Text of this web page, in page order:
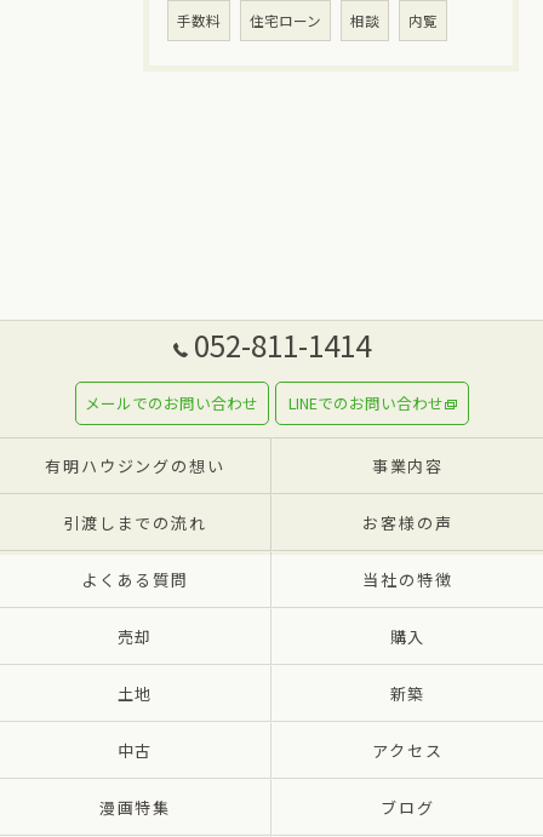
手数料 住宅ローン 相談 内覧
052-811-1414
メールでのお問い合わせ LINEでのお問い合わせ
有明ハウジングの想い 事業内容
引渡しまでの流れ お客様の声
よくある質問 当社の特徴
売却 購入
土地 新築
中古 アクセス
漫画特集 ブログ